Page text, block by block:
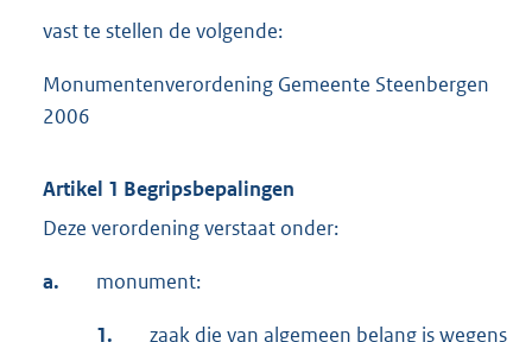
vast te stellen de volgende:
Monumentenverordening Gemeente Steenbergen
2006
Artikel 1 Begripsbepalingen
Deze verordening verstaat onder:
a. monument:
1.
zaak die van algemeen belang is wegens